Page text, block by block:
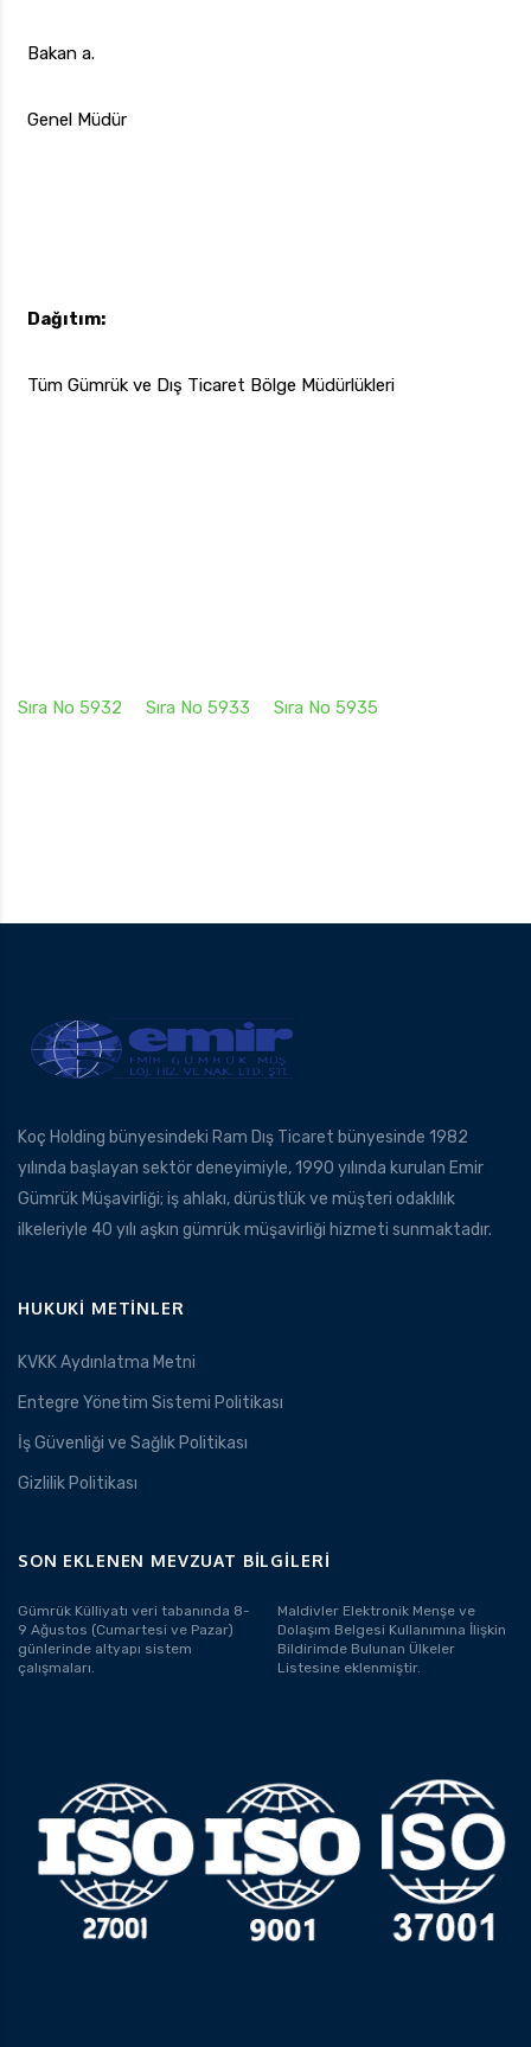
Bakan a.
Genel Müdür
Dağıtım:
Tüm Gümrük ve Dış Ticaret Bölge Müdürlükleri
Sıra No 5932 Sıra No 5933 Sıra No 5935
Koç Holding bünyesindeki Ram Dış Ticaret bünyesinde 1982
yılında başlayan sektör deneyimiyle, 1990 yılında kurulan Emir
Gümrük Müşavirliği; iş ahlakı, dürüstlük ve müşteri odaklılık
ilkeleriyle 40 yılı aşkın gümrük müşavirliği hizmeti sunmaktadır.
HUKUKI METINLER
KVKK Aydınlatma Metni
Entegre Yönetim Sistemi Politikası
İş Güvenliği ve Sağlık Politikası
Gizlilik Politikası
SON EKLENEN MEVZUAT BILGILERI
Gümrük Külliyatı veri tabanında 8-
9 Ağustos (Cumartesi ve Pazar)
günlerinde altyapı sistem
çalışmaları.
Maldivler Elektronik Menşe ve
Dolaşım Belgesi Kullanımına İlişkin
Bildirimde Bulunan Ülkeler
Listesine eklenmiştir.